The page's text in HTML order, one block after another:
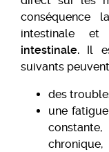
conséquence
intestinale
intestinale.
Il
suivants
des
une
chronique,